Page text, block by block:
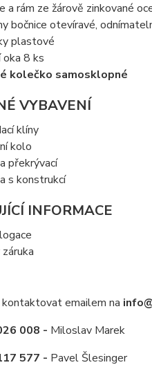
a rám ze žárově zinkované
bočnice otevíravé,
plastové
8 ks
kolečko samosklopné
VYBAVENÍ
klíny
kolo
překrývací
s konstrukcí
INFORMACE
emailem na
008 - Miloslav Marek
577 - Pavel Šlesinger